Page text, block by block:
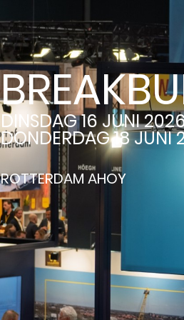
DINSDAG 16 JUNI
DONDERDAG 18 JUNI
ROTTERDAM AHOY